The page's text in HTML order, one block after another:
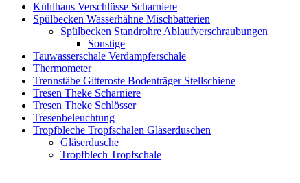
Kühlhaus Verschlüsse Scharniere
Spülbecken Wasserhähne Mischbatterien
Spülbecken Standrohre Ablaufverschraubungen
Sonstige
Tauwasserschale Verdampferschale
Thermometer
Trennstäbe Gitteroste Bodenträger Stellschiene
Tresen Theke Scharniere
Tresen Theke Schlösser
Tresenbeleuchtung
Tropfbleche Tropfschalen Gläserduschen
Gläserdusche
Tropfblech Tropfschale